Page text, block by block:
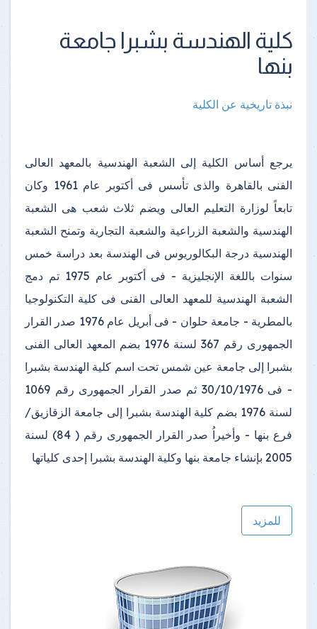
كلية الهندسة بشبرا جامعة
بنها
نبذة تاريخية عن الكلية
يرجع أساس الكلية إلى الشعبة الهندسية بالمعهد العالى
الفنى بالقاهرة والذى تأسس فى أكتوبر عام 1961 وكان
تابعاً لوزارة التعليم العالى ويضم ثلاث شعب هى الشعبة
الهندسية والشعبة الزراعية والشعبة التجارية وتمنح الشعبة
الهندسية درجة البكالوريوس فى الهندسة بعد دراسة خمس
سنوات باللغة الإنجليزية - فى أكتوبر عام 1975 تم دمج
الشعبة الهندسية للمعهد العالى الفنى فى كلية التكنولوجيا
بالمطرية - جامعة حلوان - فى أبريل عام 1976 صدر القرار
الجمهورى رقم 367 لسنة 1976 بضم المعهد العالى الفنى
بشبرا إلى جامعة عين شمس تحت اسم كلية الهندسة بشبرا
- فى 30/10/1976 ثم صدر القرار الجمهورى رقم 1069
لسنة 1976 بضم كلية الهندسة بشبرا إلى جامعة الزقازيق/
فرع بنها - وأخيراُ صدر القرار الجمهورى رقم ( 84) لسنة
2005 بإنشاء جامعة بنها وكلية الهندسة بشبرا إحدى كلياتها
للمزيد